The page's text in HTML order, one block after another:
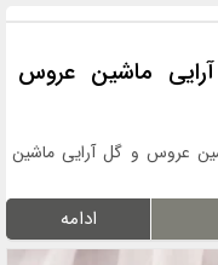
ماشین عروس
عروس و گل آرایی ماشین
ادامه